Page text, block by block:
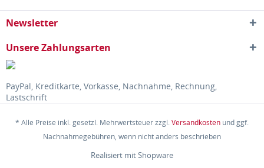
Newsletter
Unsere Zahlungsarten
PayPal, Kreditkarte, Vorkasse, Nachnahme, Rechnung,
Lastschrift
* Alle Preise inkl. gesetzl. Mehrwertsteuer zzgl.Versandkosten und ggf.
Nachnahmegebühren, wenn nicht anders beschrieben
Realisiert mit Shopware